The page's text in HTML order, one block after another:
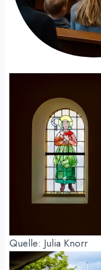
Quelle: Julia Knorr